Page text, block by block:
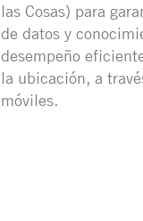
las Cosas) para
de datos y
desempeño
la ubicación, a
móviles.